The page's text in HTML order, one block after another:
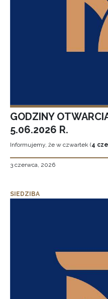
GODZINY
5.06.2026 R.
Informujemy, że w czwartek (4
3 czerwca, 2026
SIEDZIBA